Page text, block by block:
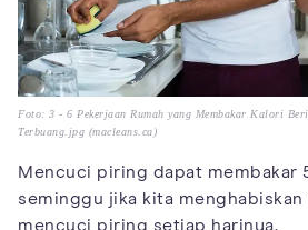
Foto: 3 - 6 Pekerjaan Rumah yang Membakar Kalori
Terbuang.jpg (macleans.ca)
Mencuci piring dapat membakar
seminggu jika kita menghabiskan
mencuci piring setiap harinya.